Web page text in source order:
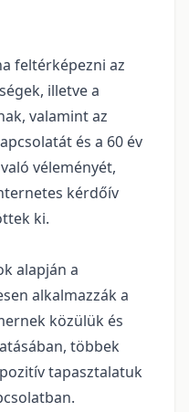
feltérképezni az
illetve a
valamint az
és a 60 év
véleményét,
kérdőív
ki.
alapján a
alkalmazzák a
közülük és
többek
tapasztalatuk